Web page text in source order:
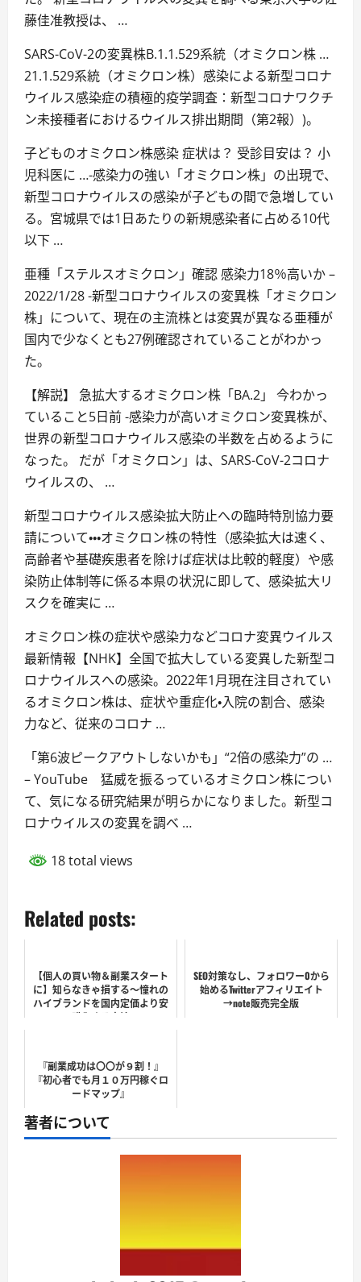
藤佳准教授は、 …
SARS-CoV-2の変異株B.1.1.529系統（オミクロン株 …
21.1.529系統（オミクロン株）感染による新型コロナ
ウイルス感染症の積極的疫学調査：新型コロナワクチ
ン未接種者におけるウイルス排出期間（第2報）)。
子どものオミクロン株感染 症状は？ 受診目安は？ 小
児科医に …-感染力の強い「オミクロン株」の出現で、
新型コロナウイルスの感染が子どもの間で急増してい
る。宮城県では1日あたりの新規感染者に占める10代
以下 …
亜種「ステルスオミクロン」確認 感染力18％高いか –
2022/1/28 -新型コロナウイルスの変異株「オミクロン
株」について、現在の主流株とは変異が異なる亜種が
国内で少なくとも27例確認されていることがわかっ
た。
【解説】 急拡大するオミクロン株「BA.2」 今わかっ
ていること5日前 -感染力が高いオミクロン変異株が、
世界の新型コロナウイルス感染の半数を占めるように
なった。 だが「オミクロン」は、SARS-CoV-2コロナ
ウイルスの、 …
新型コロナウイルス感染拡大防止への臨時特別協力要
請について・・・オミクロン株の特性（感染拡大は速く、
高齢者や基礎疾患者を除けば症状は比較的軽度）や感
染防止体制等に係る本県の状況に即して、感染拡大リ
スクを確実に …
オミクロン株の症状や感染力などコロナ変異ウイルス
最新情報【NHK】全国で拡大している変異した新型コ
ロナウイルスへの感染。2022年1月現在注目されてい
るオミクロン株は、症状や重症化・入院の割合、感染
力など、従来のコロナ …
「第6波ピークアウトしないかも」“2倍の感染力”の …
– YouTube 猛威を振るっているオミクロン株につい
て、気になる研究結果が明らかになりました。新型コ
ロナウイルスの変異を調べ …
18 total views
Related posts:
【個人の買い物＆副業スタート
に】知らなきゃ損する〜憧れの
ハイブランドを国内定価より安
く購入する方法〜
SEO対策なし、フォロワー0から
始めるTwitterアフィリエイト
→note販売完全版
『副業成功は〇〇が９割！』
『初心者でも月１０万円稼ぐロ
ードマップ』
著者について